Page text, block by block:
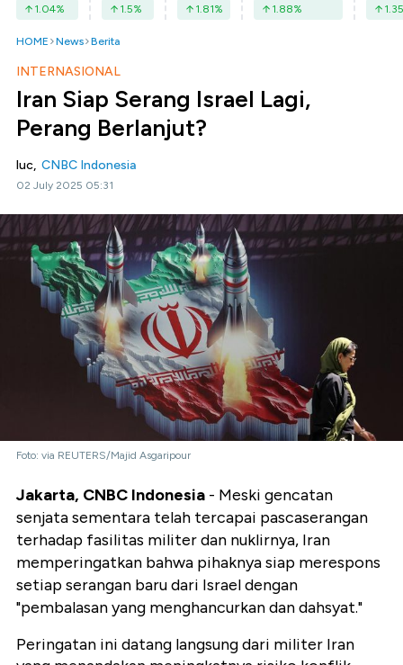
1.04% 1.5% 1.81% 1.88% 1.35
HOME News Berita
INTERNASIONAL
Iran Siap Serang Israel Lagi,
Perang Berlanjut?
luc, CNBC Indonesia
02 July 2025 05:31
Foto: via REUTERS/Majid Asgaripour
Jakarta, CNBC Indonesia - Meski gencatan
senjata sementara telah tercapai pascaserangan
terhadap fasilitas militer dan nuklirnya, Iran
memperingatkan bahwa pihaknya siap merespons
setiap serangan baru dari Israel dengan
"pembalasan yang menghancurkan dan dahsyat."
Peringatan ini datang langsung dari militer Iran